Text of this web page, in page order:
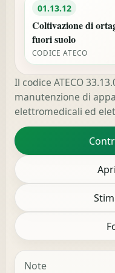
01.13.12
Coltivazione di
fuori suolo
CODICE ATECO
Il codice ATECO
manutenzione di
elettromedicali ed
Note